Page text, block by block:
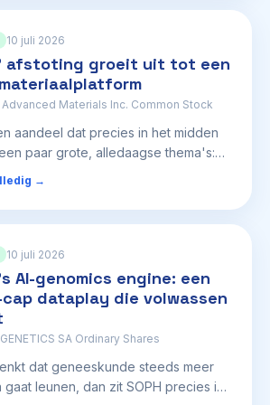
zelf.[4][8]
efficiënt van elektriciteit voorzien.
AI-servers en EV-laadstations
stijgt de vraag naar
compacte stroomchips. Als MX erin
en die grote golven te
kan zelfs een klein bedrijf als dit
maken.[5][2]
10 juli 2026
afstoting groeit uit tot een
Materials Inc. Common Stock
aandeel dat precies in het midden
paar grote, alledaagse thema's:
hebben koeling nodig,
hebben betere
nodig, en kernprojecten hebben
gezegd: Solstice verkoopt de
spullen" die moderne
koelsystemen en schone energie
werk zetten. Dat is belangrijk omdat
kunnen groeien zelfs als de
heeft Solstice een kans om
door de gereedschapskant van
→
10 juli 2026
AI-genomics engine: een
dataplay die volwassen
SA Ordinary Shares
dat geneeskunde steeds meer
gaat leunen, dan zit SOPH precies in